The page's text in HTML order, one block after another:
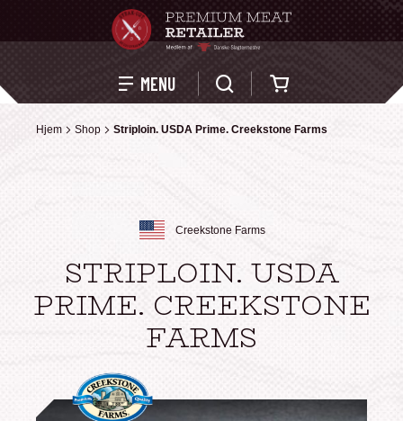
MENU
Hjem Shop Striploin. USDA Prime. Creekstone Farms
Hjem Shop Striploin. USDA Prime. Creekstone Farms
Creekstone Farms
STRIPLOIN. USDA
PRIME. CREEKSTONE
FARMS